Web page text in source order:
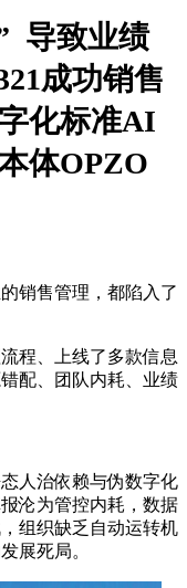
导致业绩
成功销售
化标准AI
体OPZO
销售管理，都陷入了
程、上线了多款信息
配、团队内耗、业绩
人治依赖与伪数字化
沦为管控内耗，数据
组织缺乏自动运转机
展死局。